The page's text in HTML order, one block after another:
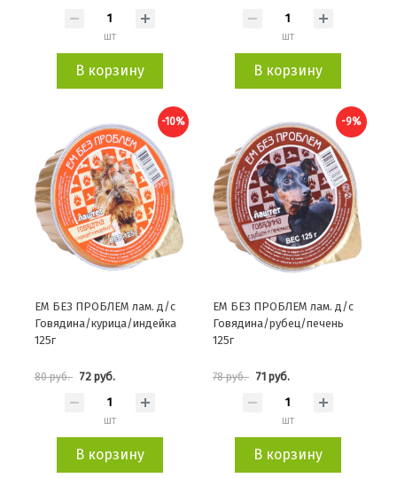
шт
В корзину
шт
В корзину
-10%
ЕМ БЕЗ ПРОБЛЕМ лам. д/с
Говядина/курица/индейка
125г
80 руб. 72 руб.
шт
В корзину
-9%
ЕМ БЕЗ ПРОБЛЕМ лам. д/с
Говядина/рубец/печень
125г
78 руб. 71 руб.
шт
В корзину